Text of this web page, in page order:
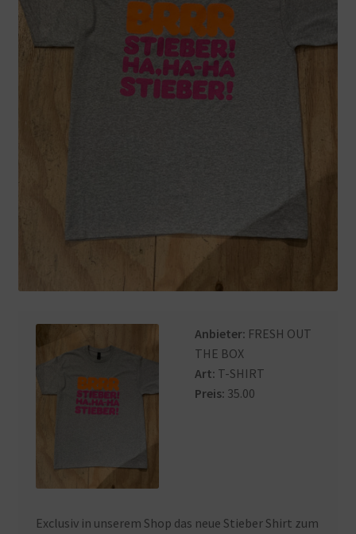
Anbieter: FRESH OUT
THE BOX
Art: T-SHIRT
Preis: 35.00
Exclusiv in unserem Shop das neue Stieber Shirt zum